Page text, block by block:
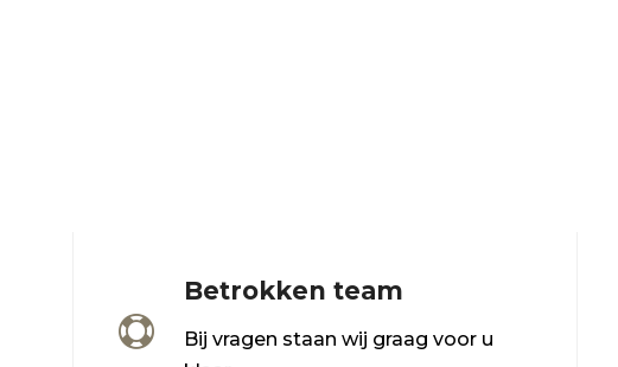

Betrokken team
Bij vragen staan wij graag voor u